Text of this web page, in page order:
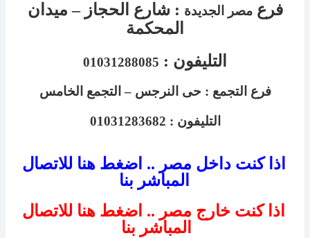
فرعمصر الجديدة :شارع الحجاز – ميدان
المحكمة
التليفون : 01031288085
فرع التجمع : حى النرجس – التجمع الخامس
التليفون : 01031283682
اذا كنت داخل مصر .. اضغط هنا للاتصال
اذا كنت خارج مصر .. اضغط هنا للاتصال
المباشر بنا